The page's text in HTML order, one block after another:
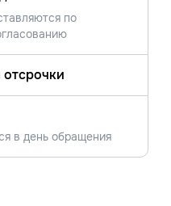
по
отсрочки
в день обращения